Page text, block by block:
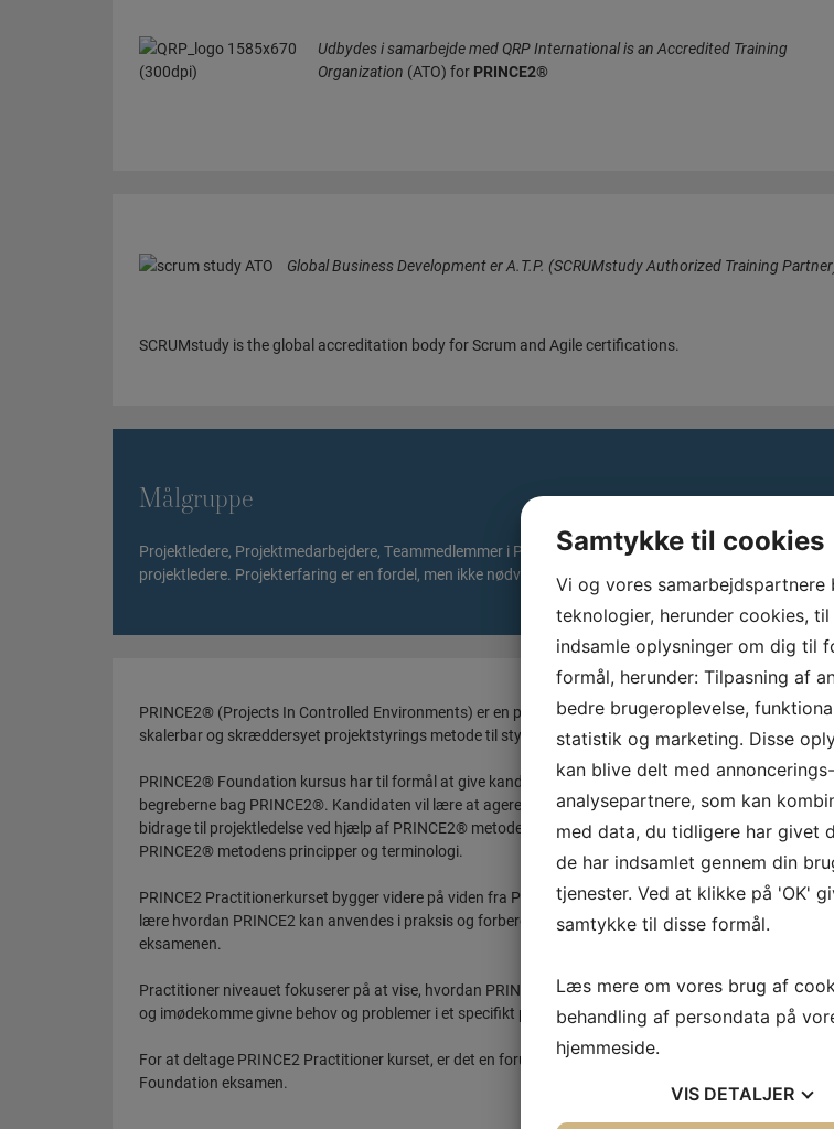
Udbydes i samarbejde med QRP International is an Accredited Training
Organization (ATO) for PRINCE2®
Global Business Development er A.T.P. (SCRUMstudy Authorized Training
SCRUMstudy is the global accreditation body for Scrum and Agile certifications.
Målgruppe
Projektledere, Projektmedarbejdere, Teammedlemmer i PRINCE2® projekter, Personer, der ønsker at
projektledere. Projekterfaring er en fordel, men ikke nødvendigt.
PRINCE2® (Projects In Controlled Environments) er en procesbaseret tilgang til projektledelse, som
skalerbar og skræddersyet projektstyrings metode til styring af alle typer af projekter.
PRINCE2® Foundation kursus har til formål at give kandidaten en grundlæggende indsigt i og
begreberne bag PRINCE2®. Kandidaten vil lære at agere som et informeret medlem af et PRINCE2®
bidrage til projektledelse ved hjælp af PRINCE2® metoden. Der vil således blive opnået forståelse for
PRINCE2® metodens principper og terminologi.
PRINCE2 Practitionerkurset bygger videre på viden fra PRINCE2 foundation kurset og giver mulighed
lære hvordan PRINCE2 kan anvendes i praksis og forbereder samtidigt deltagerne til PRINCE2
eksamenen.
Practitioner niveauet fokuserer på at vise, hvordan PRINCE2 metoden kan tilpasses det enkelte
og imødekomme givne behov og problemer i et specifikt projektscenarium.
For at deltage PRINCE2 Practitioner kurset, er det en forudsætning at deltageren har bestået PRINCE2
Foundation eksamen.
Samtykke til cookies
Vi og vores samarbejdspartnere
teknologier, herunder cookies, til
indsamle oplysninger om dig til
formål, herunder: Tilpasning af
bedre brugeroplevelse,
statistik og marketing. Disse
kan blive delt med
analysepartnere, som kan
med data, du tidligere har givet
de har indsamlet gennem din
tjenester. Ved at klikke på 'OK'
samtykke til disse formål.
Læs mere om vores brug af
behandling af persondata på
hjemmeside.
VIS DETALJER